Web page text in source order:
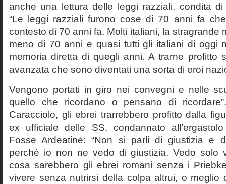
anche una lettura delle leggi razziali, condita di
“Le leggi razziali furono cose di 70 anni fa
contesto di 70 anni fa. Molti italiani, la stragrande
meno di 70 anni e quasi tutti gli italiani di oggi
memoria diretta di quegli anni. A trarne profitto
avanzata che sono diventati una sorta di eroi
Vengono portati in giro nei convegni e nelle
quello che ricordano o pensano di
Caracciolo, gli ebrei trarrebbero profitto dalla
ex ufficiale delle SS, condannato
Fosse Ardeatine: “Non si parli di giustizia e
perché io non ne vedo di giustizia. Vedo solo
cosa sarebbero gli ebrei romani senza i
vivere senza nutrirsi della colpa altrui, o meglio